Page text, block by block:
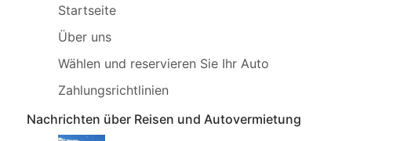
Startseite
Über uns
Wählen und reservieren Sie Ihr Auto
Zahlungsrichtlinien
Nachrichten über Reisen und Autovermietung